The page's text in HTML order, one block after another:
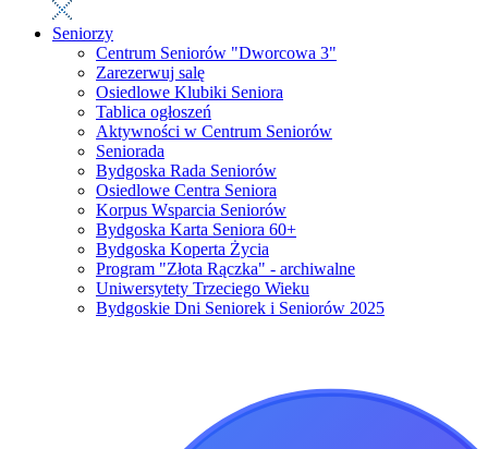
Seniorzy
Centrum Seniorów "Dworcowa 3"
Zarezerwuj salę
Osiedlowe Klubiki Seniora
Tablica ogłoszeń
Aktywności w Centrum Seniorów
Seniorada
Bydgoska Rada Seniorów
Osiedlowe Centra Seniora
Korpus Wsparcia Seniorów
Bydgoska Karta Seniora 60+
Bydgoska Koperta Życia
Program "Złota Rączka" - archiwalne
Uniwersytety Trzeciego Wieku
Bydgoskie Dni Seniorek i Seniorów 2025